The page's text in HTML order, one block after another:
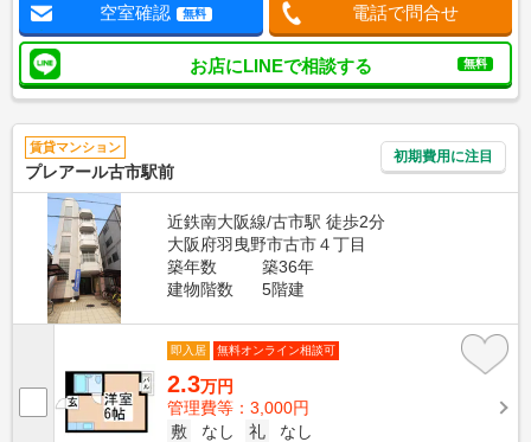
空室確認 無料 電話で問合せ
お店にLINEで相談する 無料
賃貸マンション
プレアール古市駅前
初期費用に注目
近鉄南大阪線/古市駅 徒歩2分
大阪府羽曳野市古市４丁目
築年数
築36年
建物階数
5階建
即入居 無料オンライン相談可
2.3万円
管理費等：3,000円
敷
なし 礼
なし